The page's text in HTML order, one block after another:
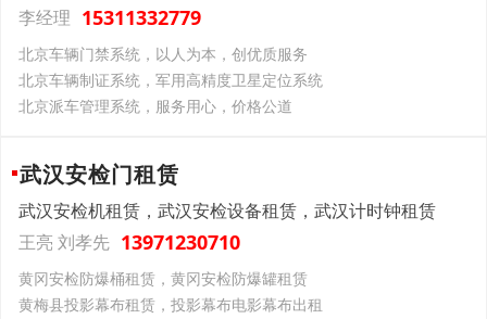
李经理 15311332779
北京车辆门禁系统，以人为本，创优质服务
北京车辆制证系统，军用高精度卫星定位系统
北京派车管理系统，服务用心，价格公道
武汉安检门租赁
武汉安检机租赁，武汉安检设备租赁，武汉计时钟租赁
王亮 刘孝先 13971230710
黄冈安检防爆桶租赁，黄冈安检防爆罐租赁
黄梅县投影幕布租赁，投影幕布电影幕布出租